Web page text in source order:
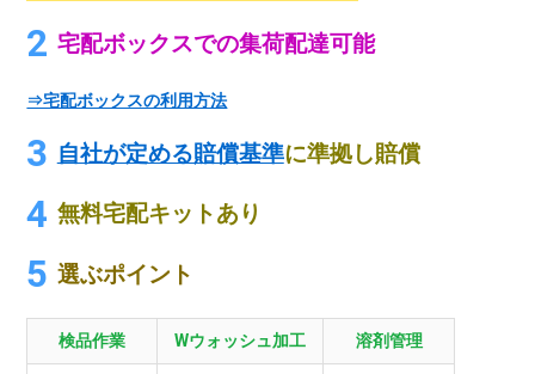
宅配ボックスでの集荷配達可能
⇒宅配ボックスの利用方法
自社が定める賠償基準に準拠し賠償
無料宅配キットあり
選ぶポイント
検品作業 Wウォッシュ加工 溶剤管理